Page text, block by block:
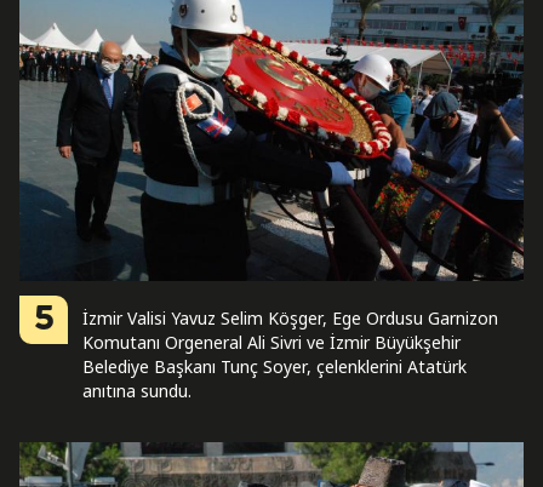
5
İzmir Valisi Yavuz Selim Köşger, Ege Ordusu Garnizon
Komutanı Orgeneral Ali Sivri ve İzmir Büyükşehir
Belediye Başkanı Tunç Soyer, çelenklerini Atatürk
anıtına sundu.